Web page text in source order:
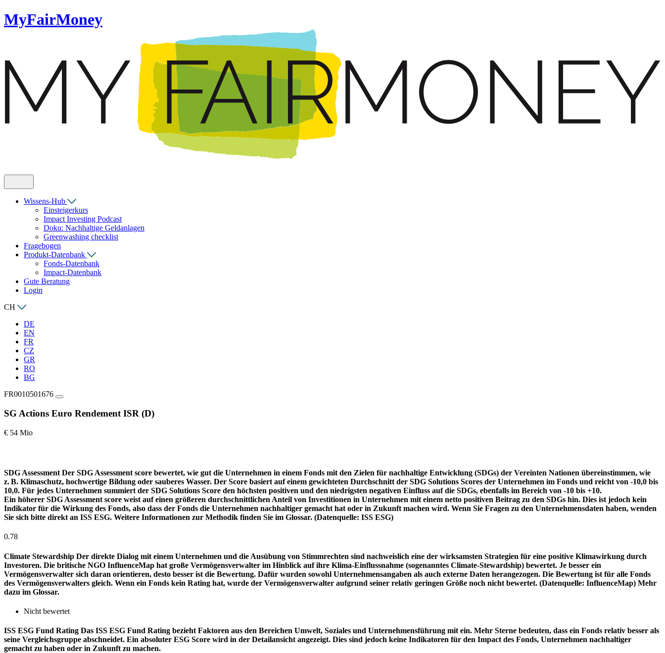
MyFairMoney
Wissens-Hub
Einsteigerkurs
Impact Investing Podcast
Doku: Nachhaltige Geldanlagen
Greenwashing checklist
Fragebogen
Produkt-Datenbank
Fonds-Datenbank
Impact-Datenbank
Gute Beratung
Login
CH
DE
EN
FR
CZ
GR
RO
BG
FR0010501676
SG Actions Euro Rendement ISR (D)
€ 54 Mio
SDG Assessment Der SDG Assessment score bewertet, wie gut die Unternehmen in einem Fonds mit den Zielen für nachhaltige Entwicklung (SDGs) der Vereinten Nationen übereinstimmen, wie
z. B. Klimaschutz, hochwertige Bildung oder sauberes Wasser. Der Score basiert auf einem gewichteten Durchschnitt der SDG Solutions Scores der Unternehmen im Fonds und reicht von -10,0 bis
10,0. Für jedes Unternehmen summiert der SDG Solutions Score den höchsten positiven und den niedrigsten negativen Einfluss auf die SDGs, ebenfalls im Bereich von -10 bis +10.
Ein höherer SDG Assessment score weist auf einen größeren durchschnittlichen Anteil von Investitionen in Unternehmen mit einem netto positiven Beitrag zu den SDGs hin. Dies ist jedoch kein
Indikator für die Wirkung des Fonds, also dass der Fonds die Unternehmen nachhaltiger gemacht hat oder in Zukunft machen wird. Wenn Sie Fragen zu den Unternehmensdaten haben, wenden
Sie sich bitte direkt an ISS ESG. Weitere Informationen zur Methodik finden Sie im Glossar. (Datenquelle: ISS ESG)
0.78
Climate Stewardship Der direkte Dialog mit einem Unternehmen und die Ausübung von Stimmrechten sind nachweislich eine der wirksamsten Strategien für eine positive Klimawirkung durch
Investoren. Die britische NGO InfluenceMap hat große Vermögensverwalter im Hinblick auf ihre Klima-Einflussnahme (sogenanntes Climate-Stewardship) bewertet. Je besser ein
Vermögensverwalter sich daran orientieren, desto besser ist die Bewertung. Dafür wurden sowohl Unternehmensangaben als auch externe Daten herangezogen. Die Bewertung ist für alle Fonds
des Vermögensverwalters gleich. Wenn ein Fonds kein Rating hat, wurde der Vermögensverwalter aufgrund seiner relativ geringen Größe noch nicht bewertet. (Datenquelle: InfluenceMap) Mehr
dazu im Glossar.
Nicht bewertet
ISS ESG Fund Rating Das ISS ESG Fund Rating bezieht Faktoren aus den Bereichen Umwelt, Soziales und Unternehmensführung mit ein. Mehr Sterne bedeuten, dass ein Fonds relativ besser als
seine Vergleichsgruppe abschneidet. Ein absoluter ESG Score wird in der Detailansicht angezeigt. Dies sind jedoch keine Indikatoren für den Impact des Fonds, Unternehmen nachhaltiger
gemacht zu haben oder in Zukunft zu machen.